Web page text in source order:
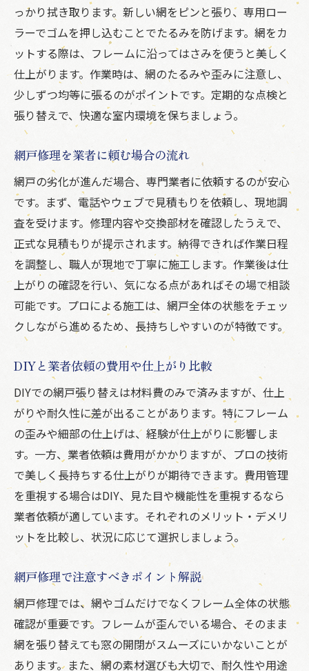
っかり拭き取ります。新しい網をピンと張り、専用ロー
ラーでゴムを押し込むことでたるみを防げます。網をカ
ットする際は、フレームに沿ってはさみを使うと美しく
仕上がります。作業時は、網のたるみや歪みに注意し、
少しずつ均等に張るのがポイントです。定期的な点検と
張り替えで、快適な室内環境を保ちましょう。
網戸修理を業者に頼む場合の流れ
網戸の劣化が進んだ場合、専門業者に依頼するのが安心
です。まず、電話やウェブで見積もりを依頼し、現地調
査を受けます。修理内容や交換部材を確認したうえで、
正式な見積もりが提示されます。納得できれば作業日程
を調整し、職人が現地で丁寧に施工します。作業後は仕
上がりの確認を行い、気になる点があればその場で相談
可能です。プロによる施工は、網戸全体の状態をチェッ
クしながら進めるため、長持ちしやすいのが特徴です。
DIYと業者依頼の費用や仕上がり比較
DIYでの網戸張り替えは材料費のみで済みますが、仕上
がりや耐久性に差が出ることがあります。特にフレーム
の歪みや細部の仕上げは、経験が仕上がりに影響しま
す。一方、業者依頼は費用がかかりますが、プロの技術
で美しく長持ちする仕上がりが期待できます。費用管理
を重視する場合はDIY、見た目や機能性を重視するなら
業者依頼が適しています。それぞれのメリット・デメリ
ットを比較し、状況に応じて選択しましょう。
網戸修理で注意すべきポイント解説
網戸修理では、網やゴムだけでなくフレーム全体の状態
確認が重要です。フレームが歪んでいる場合、そのまま
網を張り替えても窓の開閉がスムーズにいかないことが
あります。また、網の素材選びも大切で、耐久性や用途